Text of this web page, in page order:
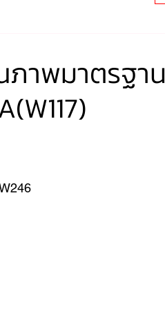
JEEP
าพมาตรฐาน